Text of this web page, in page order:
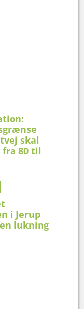
skal
80 til
i Jerup
lukning